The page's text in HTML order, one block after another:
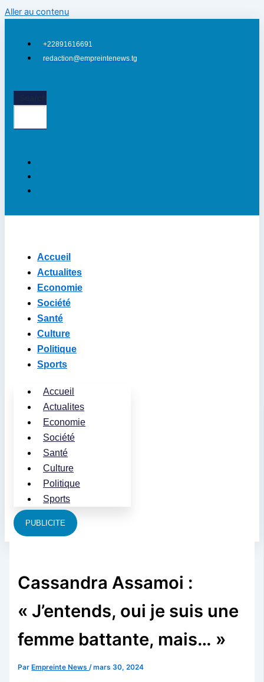
Aller au contenu
+22891616691
redaction@empreintenews.tg
Accueil
Actualites
Economie
Société
Santé
Culture
Politique
Sports
Accueil
Actualites
Economie
Société
Santé
Culture
Politique
Sports
PUBLICITE
Cassandra Assamoi :
« J’entends, oui je suis une
femme battante, mais… »
Par Empreinte News/mars 30, 2024